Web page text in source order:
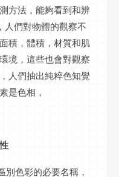
方法，能夠看到和辨
人們對物體的觀察不
積，體積，材質和肌
境，這些也會對觀察
人們抽出純粹色知覺
是色相，
別色彩的必要名稱，